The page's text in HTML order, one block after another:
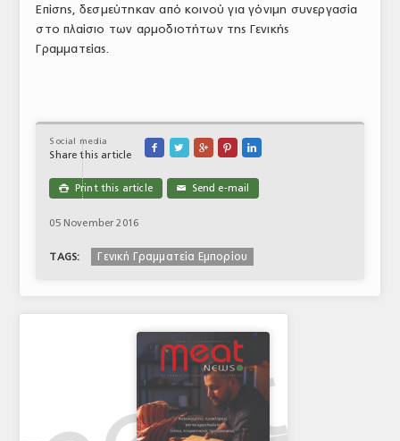
Επίσης, δεσμεύτηκαν από κοινού για γόνιμη συνεργασία
στο πλαίσιο των αρμοδιοτήτων της Γενικής
Γραμματείας.
Social media
Share this article
    
 Print this article ✉ Send e-mail
05 November 2016
TAGS: Γενική Γραμματεία Εμπορίου